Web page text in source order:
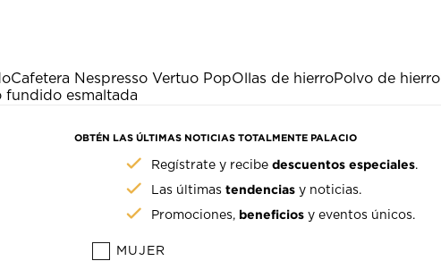
Cafetera Nespresso Vertuo PopOllas de hierroPolvo de hierro
fundido esmaltada
OBTÉN LAS ÚLTIMAS NOTICIAS TOTALMENTE PALACIO
Regístrate y recibedescuentos especiales.
Las últimastendencias y noticias.
Promociones, beneficios y eventos únicos.
MUJER